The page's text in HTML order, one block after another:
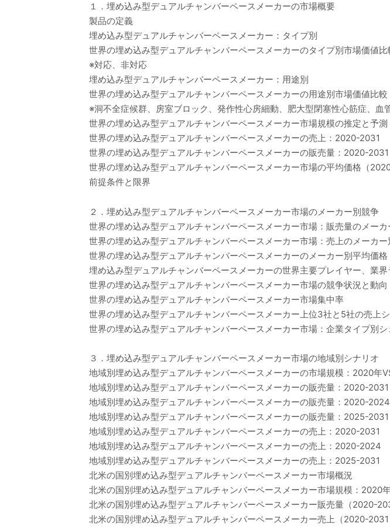
１．埋め込み型デュアルチャンバーペースメーカーの市場概要
製品の定義
埋め込み型デュアルチャンバーペースメーカー：タイプ別
世界の埋め込み型デュアルチャンバーペースメーカーのタイプ別市場価値比
※対応、非対応
埋め込み型デュアルチャンバーペースメーカー：用途別
世界の埋め込み型デュアルチャンバーペースメーカーの用途別市場価値比較
※洞不全症候群、房室ブロック、発作性心房細動、肥大型閉塞性心筋症、血
世界の埋め込み型デュアルチャンバーペースメーカー市場規模の推定と予測
世界の埋め込み型デュアルチャンバーペースメーカーの売上：2020-2031
世界の埋め込み型デュアルチャンバーペースメーカーの販売量：2020-2031
世界の埋め込み型デュアルチャンバーペースメーカー市場の平均価格（
前提条件と限界
２．埋め込み型デュアルチャンバーペースメーカー市場のメーカー別競争
世界の埋め込み型デュアルチャンバーペースメーカー市場：販売量のメー
世界の埋め込み型デュアルチャンバーペースメーカー市場：売上のメーカ
世界の埋め込み型デュアルチャンバーペースメーカーのメーカー別平均価格
埋め込み型デュアルチャンバーペースメーカーの世界主要プレイヤー、業
世界の埋め込み型デュアルチャンバーペースメーカー市場の競争状況と動向
世界の埋め込み型デュアルチャンバーペースメーカー市場集中率
世界の埋め込み型デュアルチャンバーペースメーカー上位3社と5社の売上
世界の埋め込み型デュアルチャンバーペースメーカー市場：企業タイプ別シ
３．埋め込み型デュアルチャンバーペースメーカー市場の地域別シナリオ
地域別埋め込み型デュアルチャンバーペースメーカーの市場規模：2020年
地域別埋め込み型デュアルチャンバーペースメーカーの販売量：2020-2031
地域別埋め込み型デュアルチャンバーペースメーカーの販売量：2020-2024
地域別埋め込み型デュアルチャンバーペースメーカーの販売量：2025-2031
地域別埋め込み型デュアルチャンバーペースメーカーの売上：2020-2031
地域別埋め込み型デュアルチャンバーペースメーカーの売上：2020-2024
地域別埋め込み型デュアルチャンバーペースメーカーの売上：2025-2031
北米の国別埋め込み型デュアルチャンバーペースメーカー市場概況
北米の国別埋め込み型デュアルチャンバーペースメーカー市場規模：2020
北米の国別埋め込み型デュアルチャンバーペースメーカー販売量（2020-
北米の国別埋め込み型デュアルチャンバーペースメーカー売上（2020-2031